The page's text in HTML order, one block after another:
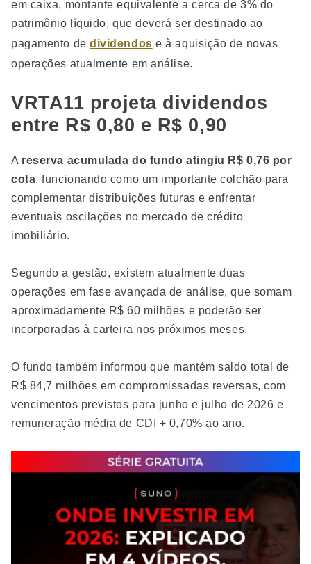
em caixa, montante equivalente a cerca de 3% do
patrimônio líquido, que deverá ser destinado ao
pagamento dedividendos e à aquisição de novas
operações atualmente em análise.
VRTA11 projeta dividendos
entre R$ 0,80 e R$ 0,90
A reserva acumulada do fundo atingiu R$ 0,76 por
cota, funcionando como um importante colchão para
complementar distribuições futuras e enfrentar
eventuais oscilações no mercado de crédito
imobiliário.
Segundo a gestão, existem atualmente duas
operações em fase avançada de análise, que somam
aproximadamente R$ 60 milhões e poderão ser
incorporadas à carteira nos próximos meses.
O fundo também informou que mantém saldo total de
R$ 84,7 milhões em compromissadas reversas, com
vencimentos previstos para junho e julho de 2026 e
remuneração média de CDI + 0,70% ao ano.